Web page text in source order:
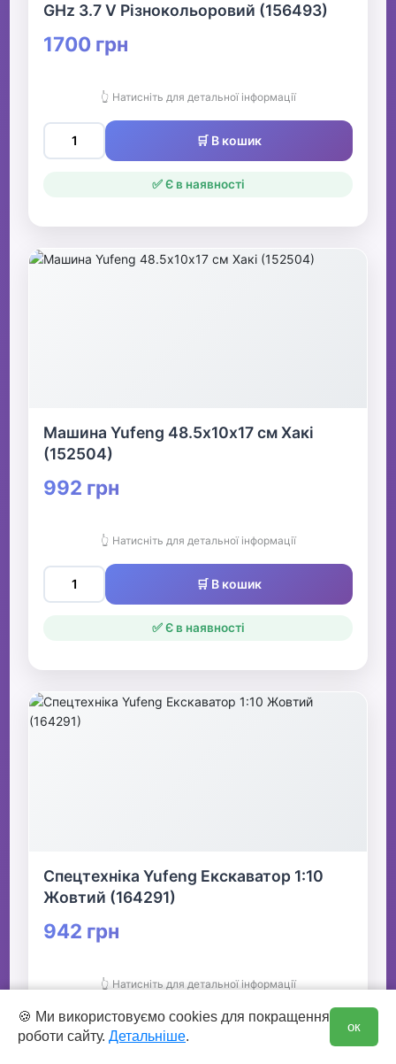
GHz 3.7 V Різнокольоровий (156493)
1700 грн
👆 Натисніть для детальної інформації
🛒 В кошик
✅ Є в наявності
Машина Yufeng 48.5х10х17 см Хакі
(152504)
992 грн
👆 Натисніть для детальної інформації
🛒 В кошик
✅ Є в наявності
Спецтехніка Yufeng Екскаватор 1:10
Жовтий (164291)
942 грн
👆 Натисніть для детальної інформації
🛒 В кошик
🍪 Ми використовуємо cookies для покращення
роботи сайту. Детальніше.
ок
0